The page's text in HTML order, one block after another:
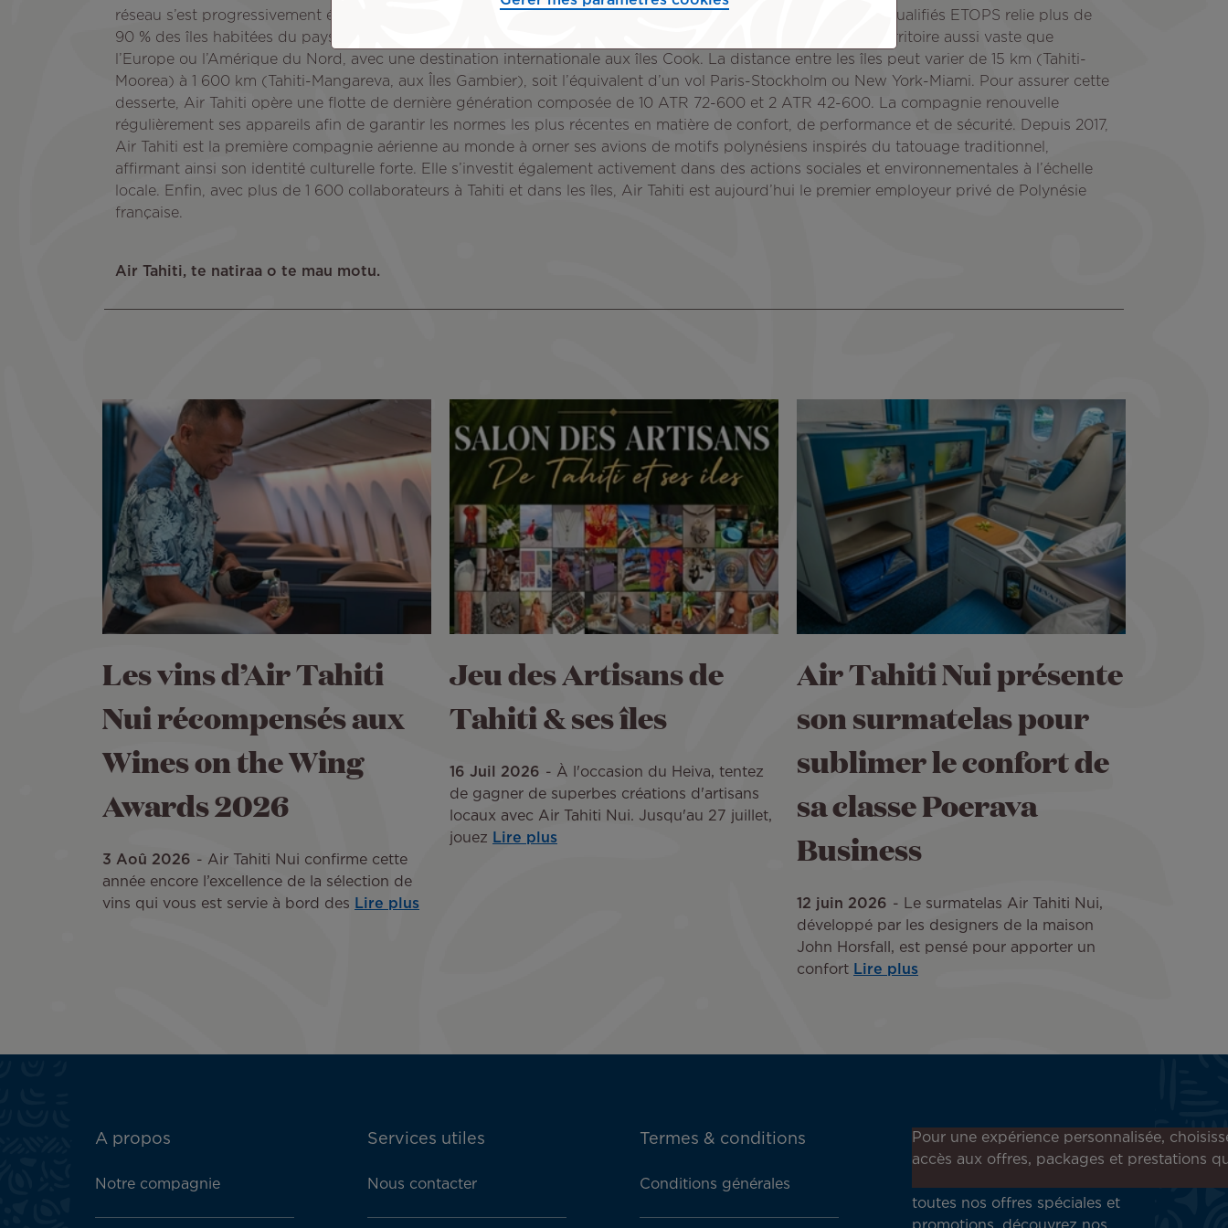
réseau s’est progressivement étendu pour desservir un nombre croissant d’îles. Aujourd’hui, sa flotte d’ATR qualifiés ETOPS relie plus de
90 % des îles habitées du pays. Le réseau d’Air Tahiti couvre 48 îles en Polynésie française réparties sur un territoire aussi vaste que
l’Europe ou l’Amérique du Nord, avec une destination internationale aux îles Cook. La distance entre les îles peut varier de 15 km (Tahiti-
Moorea) à 1 600 km (Tahiti-Mangareva, aux Îles Gambier), soit l’équivalent d’un vol Paris-Stockholm ou New York-Miami. Pour assurer cette
desserte, Air Tahiti opère une flotte de dernière génération composée de 10 ATR 72-600 et 2 ATR 42-600. La compagnie renouvelle
régulièrement ses appareils afin de garantir les normes les plus récentes en matière de confort, de performance et de sécurité. Depuis 2017,
Air Tahiti est la première compagnie aérienne au monde à orner ses avions de motifs polynésiens inspirés du tatouage traditionnel,
affirmant ainsi son identité culturelle forte. Elle s’investit également activement dans des actions sociales et environnementales à l’échelle
locale. Enfin, avec plus de 1 600 collaborateurs à Tahiti et dans les îles, Air Tahiti est aujourd’hui le premier employeur privé de Polynésie
française.
Air Tahiti, te natiraa o te mau motu.
Les vins d’Air Tahiti
Nui récompensés aux
Wines on the Wing
Awards 2026
3 Aoû 2026
Air Tahiti Nui confirme cette
année encore l’excellence de la sélection de
vins qui vous est servie à bord des Lire plus
Jeu des Artisans de
Tahiti & ses îles
16 Juil 2026
À l'occasion du Heiva, tentez
de gagner de superbes créations d'artisans
locaux avec Air Tahiti Nui. Jusqu'au 27 juillet,
jouez Lire plus
Air Tahiti Nui présente
son surmatelas pour
sublimer le confort de
sa classe Poerava
Business
12 juin 2026
Le surmatelas Air Tahiti Nui,
développé par les designers de la maison
John Horsfall, est pensé pour apporter un
confort Lire plus
ATN:
menu
A propos
Notre compagnie
Services utiles
Nous contacter
Termes & conditions
Conditions générales
Inscrivez-vous à notre
newsletter !
toutes nos offres spéciales et
Pour une expérience personnalisée,
accès aux offres, packages et prestations